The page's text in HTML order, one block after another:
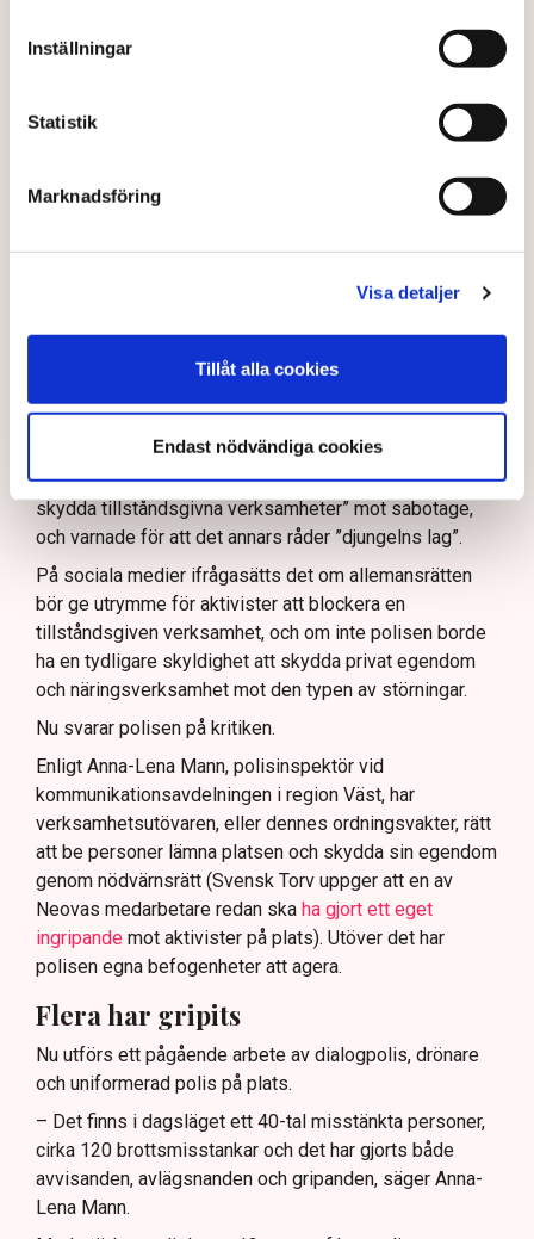
Inställningar
Statistik
Marknadsföring
Visa detaljer
Tillåt alla cookies
Endast nödvändiga cookies
Polisen kritiseras för bristande agerande vid
Polisinspektör Anna-Lena Mann förklarar polisens
40 personer misstänks med cirka 120
brottsmisstankar kopplade.
Polisen använder drönare och uniformerad polis
Polisen, som befinner sig på plats, kritiseras för att inte
Rickard Axdorff på Svensk Torv, anser att polisens
och personalen.
ledare i Svenska Dagbladetskrev Tove Lifvendahl
att polisen ”behöver utveckla sina metoder för att
skydda tillståndsgivna verksamheter” mot sabotage,
och varnade för att det annars råder ”djungelns lag”.
På sociala medier ifrågasätts det om allemansrätten
bör ge utrymme för aktivister att blockera en
tillståndsgiven verksamhet, och om inte polisen borde
ha en tydligare skyldighet att skydda privat egendom
och näringsverksamhet mot den typen av störningar.
Nu svarar polisen på kritiken.
Enligt Anna-Lena Mann, polisinspektör vid
kommunikationsavdelningen i region Väst, har
verksamhetsutövaren, eller dennes ordningsvakter, rätt
att be personer lämna platsen och skydda sin egendom
genom nödvärnsrätt (Svensk Torv uppger att en av
Neovas medarbetare redan ska ha gjort ett eget
ingripande mot aktivister på plats). Utöver det har
polisen egna befogenheter att agera.
Flera har gripits
Nu utförs ett pågående arbete av dialogpolis, drönare
och uniformerad polis på plats.
– Det finns i dagsläget ett 40-tal misstänkta personer,
cirka 120 brottsmisstankar och det har gjorts både
avvisanden, avlägsnanden och gripanden, säger Anna-
Lena Mann.